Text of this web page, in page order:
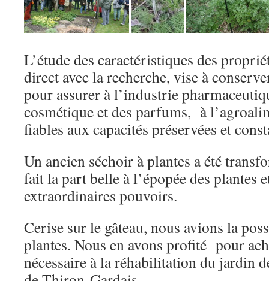
L’étude des caractéristiques des
direct avec la recherche, vise à
pour assurer à l’industrie
cosmétique et des parfums, à
fiables aux capacités préservées et
Un ancien séchoir à plantes a été
fait la part belle à l’épopée des plantes
extraordinaires pouvoirs.
Cerise sur le gâteau, nous avions la
plantes. Nous en avons profité pour
nécessaire à la réhabilitation du jardin